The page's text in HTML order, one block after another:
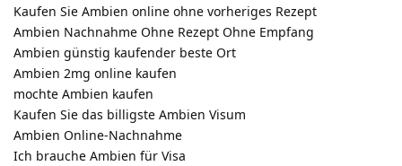
Kaufen Sie Ambien online ohne vorheriges Rezept
Ambien Nachnahme Ohne Rezept Ohne Empfang
Ambien günstig kaufender beste Ort
Ambien 2mg online kaufen
mochte Ambien kaufen
Kaufen Sie das billigste Ambien Visum
Ambien Online-Nachnahme
Ich brauche Ambien für Visa